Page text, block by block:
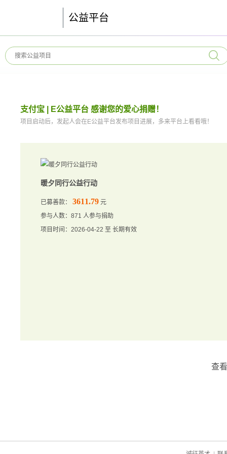
公益平台
支付宝 | E公益平台 感谢您的爱心捐赠！
项目启动后，发起人会在E公益平台发布项目进展，多来平台上看看哦！
暖夕同行公益行动
已募善款： 3611.79 元
参与人数：871 人参与捐助
项目时间：2026-04-22 至 长期有效
查看